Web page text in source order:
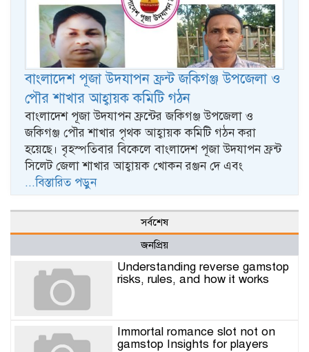
বাংলাদেশ পূজা উদযাপন ফ্রন্ট জকিগঞ্জ উপজেলা ও
পৌর শাখার আহ্বায়ক কমিটি গঠন
বাংলাদেশ পূজা উদযাপন ফ্রন্টের জকিগঞ্জ উপজেলা ও
জকিগঞ্জ পৌর শাখার পৃথক আহ্বায়ক কমিটি গঠন করা
হয়েছে। বৃহস্পতিবার বিকেলে বাংলাদেশ পূজা উদযাপন ফ্রন্ট
সিলেট জেলা শাখার আহ্বায়ক খোকন রঞ্জন দে এবং
...বিস্তারিত পড়ুন
সর্বশেষ
জনপ্রিয়
Understanding reverse gamstop
risks, rules, and how it works
Immortal romance slot not on
gamstop Insights for players